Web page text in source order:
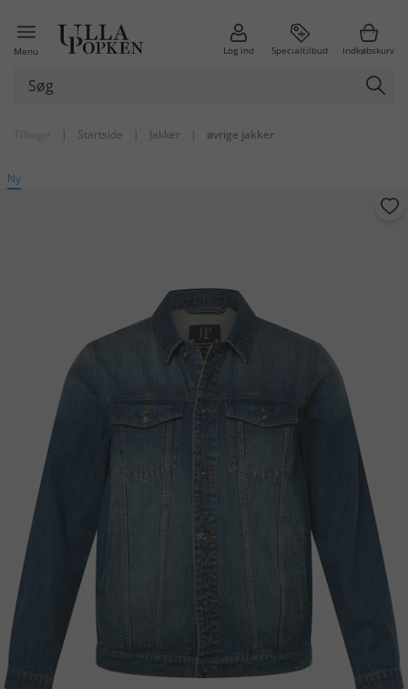
Menu Log ind Specialtilbud Indkøbskurv
| Startside | Jakker | øvrige jakker
Ny